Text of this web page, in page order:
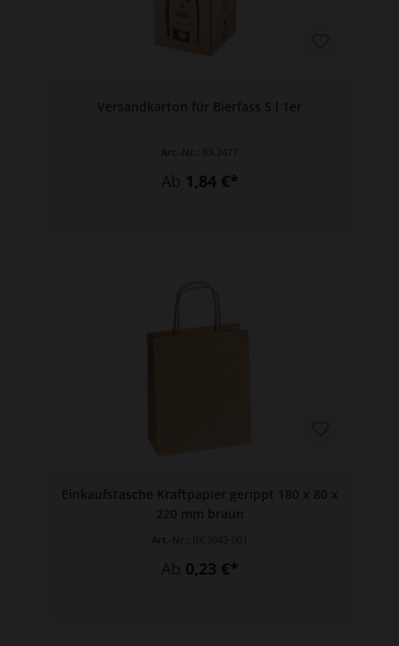
Versandkarton für Bierfass 5 l 1er
Art.-Nr.: BX.2477
Ab 1,84 €*
Einkaufstasche Kraftpapier gerippt 180 x 80 x
220 mm braun
Art.-Nr.: BX.3043-001
Ab 0,23 €*